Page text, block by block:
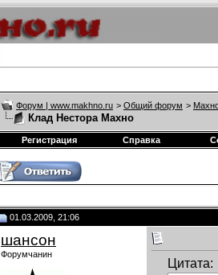
Форум | www.makhno.ru > Общий форум >
Клад Нестора Махно
Регистрация Справка
01.03.2009, 21:06
шансон
Форумчанин
Цитата: